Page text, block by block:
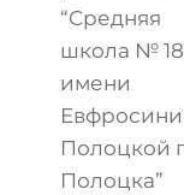
“Средняя
школа № 18
имени
Полоцкой
Полоцка”